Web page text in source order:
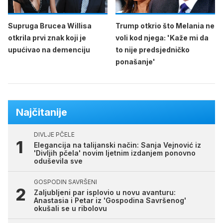
Supruga Brucea Willisa
otkrila prvi znak koji je
upućivao na demenciju
Trump otkrio što Melania ne
voli kod njega: 'Kaže mi da
to nije predsjedničko
ponašanje'
Najčitanije
DIVLJE PČELE
Elegancija na talijanski način: Sanja Vejnović iz
'Divljih pčela' novim ljetnim izdanjem ponovno
oduševila sve
GOSPODIN SAVRŠENI
Zaljubljeni par isplovio u novu avanturu:
Anastasia i Petar iz 'Gospodina Savršenog'
okušali se u ribolovu